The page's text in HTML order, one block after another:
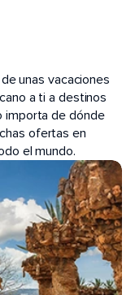
unas vacaciones
a ti a destinos
importa de dónde
ofertas en
el mundo.